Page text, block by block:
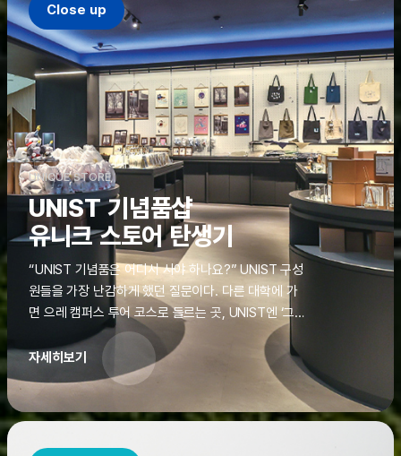
Close up
UNIQUE STORE
UNIST 기념품샵
유니크 스토어 탄생기
“UNIST 기념품은 어디서 사야 하나요?” UNIST 구성
원들을 가장 난감하게 했던 질문이다. 다른 대학에 가
면 으레 캠퍼스 투어 코스로 들르는 곳, UNIST엔 ‘그
것’이 없었다. 학교 탐방을 왔던 고등학생도, 자녀를 방
문하러 온 학부모도 빈손으로 돌려보내야 했던 아쉬움
을 달래줄 공간이 ‘유니크 스토어(UNIQUE
STORE)’라는 이름으로 지난해 11월 문을 열었다.
자세히보기